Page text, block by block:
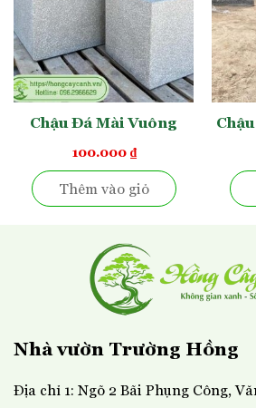
báo giá.
Chậu Đá Mài Vuông
100.000 ₫
Thêm vào giỏ
Nhà vườn Trường Hồng
Địa chỉ 1: Ngõ 2 Bãi Phụng Công,